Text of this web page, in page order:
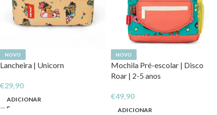
NOVO
Lancheira | Unicorn
€29,90
ADICIONAR
NOVO
Mochila Pré-escolar | Disco
Roar | 2-5 anos
€49,90
ADICIONAR